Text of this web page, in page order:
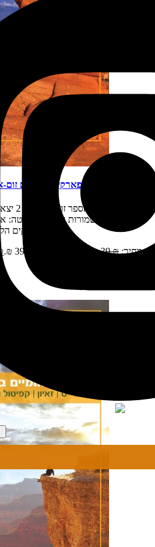
פארקים לאומיים זום-אין 2: ארצ'ס,
את שמורות הטבע של יוטה:
מחיר: 39₪ המחיר המקורי היה: 39 ₪. ₪